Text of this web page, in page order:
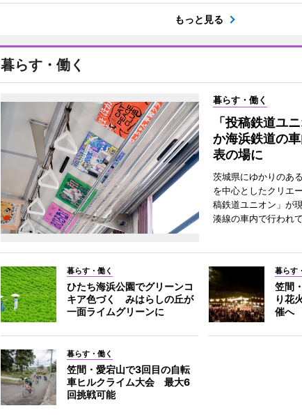
もっと見る
暮らす・働く
暮らす・働く
「投稿鉄道ユ
か海浜鉄道の
表の場に
茨城県にゆかりのあ
を中心としたクリエ
稿鉄道ユニオン」が
湊線の車内で行われて
暮らす・働く
ひたち海浜公園でグリーンコ
キア色づく みはらしの丘が
一面ライムグリーンに
暮らす
笠間
り花
催へ
暮らす・働く
笠間・愛宕山で3回目の自転
車ヒルクライム大会 最大6
回挑戦可能